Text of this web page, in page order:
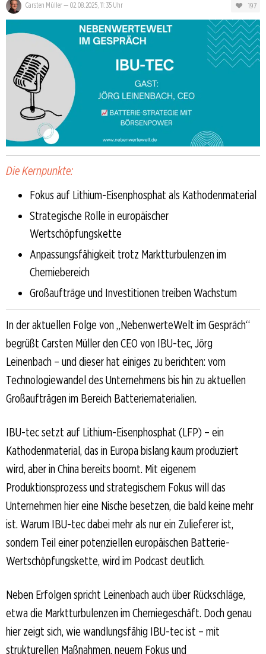
Carsten Müller— 02.08.2025, 11:35 Uhr 197
Die Kernpunkte:
Fokus auf Lithium-Eisenphosphat als Kathodenmaterial
Strategische Rolle in europäischer
Wertschöpfungskette
Anpassungsfähigkeit trotz Marktturbulenzen im
Chemiebereich
Großaufträge und Investitionen treiben Wachstum
In der aktuellen Folge von „NebenwerteWelt im Gespräch“
begrüßt Carsten Müller den CEO von IBU-tec, Jörg
Leinenbach – und dieser hat einiges zu berichten: vom
Technologiewandel des Unternehmens bis hin zu aktuellen
Großaufträgen im Bereich Batteriematerialien.
IBU-tec setzt auf Lithium-Eisenphosphat (LFP) – ein
Kathodenmaterial, das in Europa bislang kaum produziert
wird, aber in China bereits boomt. Mit eigenem
Produktionsprozess und strategischem Fokus will das
Unternehmen hier eine Nische besetzen, die bald keine mehr
ist. Warum IBU-tec dabei mehr als nur ein Zulieferer ist,
sondern Teil einer potenziellen europäischen Batterie-
Wertschöpfungskette, wird im Podcast deutlich.
Neben Erfolgen spricht Leinenbach auch über Rückschläge,
etwa die Marktturbulenzen im Chemiegeschäft. Doch genau
hier zeigt sich, wie wandlungsfähig IBU-tec ist – mit
strukturellen Maßnahmen, neuem Fokus und